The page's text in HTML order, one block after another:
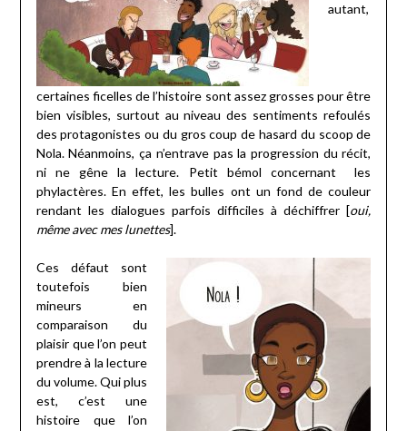
autant,
certaines ficelles de l’histoire sont assez grosses pour être
bien visibles, surtout au niveau des sentiments refoulés
des protagonistes ou du gros coup de hasard du scoop de
Nola. Néanmoins, ça n’entrave pas la progression du récit,
ni ne gêne la lecture. Petit bémol concernant
les
phylactères. En effet, les bulles ont un fond de couleur
rendant les dialogues parfois difficiles à déchiffrer [oui,
même avec mes lunettes].
Ces défaut sont
toutefois bien
mineurs en
comparaison du
plaisir que l’on peut
prendre à la lecture
du volume. Qui plus
est, c’est une
histoire que l’on